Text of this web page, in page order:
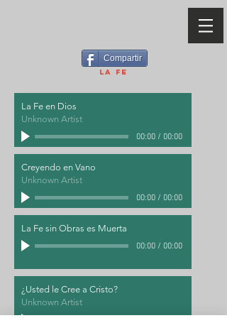
Compartir
La Fe
La Fe en Dios
Unknown Artist
00:00/ 00:00
Creyendo en Vano
Unknown Artist
00:00/ 00:00
La Fe sin Obras es Muerta
00:00/ 00:00
¿Usted le Cree a Cristo?
Unknown Artist